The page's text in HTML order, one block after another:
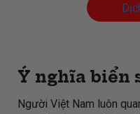
Ý nghĩa biển
Người Việt Nam luôn